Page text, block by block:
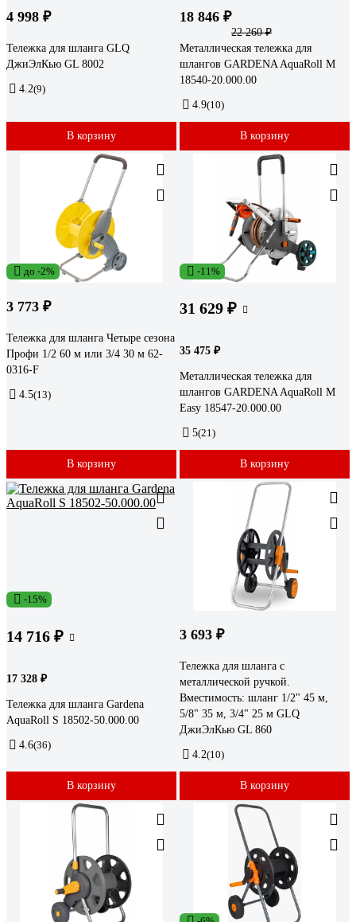
4 998 ₽
Тележка для шланга GLQ
ДжиЭлКью GL 8002
4.2(9)
В корзину
18 846 ₽
22 260 ₽
Металлическая тележка для
шлангов GARDENA AquaRoll M
18540-20.000.00
4.9(10)
В корзину
до -2%
3 773 ₽
Тележка для шланга Четыре сезона
Профи 1/2 60 м или 3/4 30 м 62-
0316-F
4.5(13)
В корзину
-11%
31 629 ₽
35 475 ₽
Металлическая тележка для
шлангов GARDENA AquaRoll M
Easy 18547-20.000.00
5(21)
В корзину
-15%
14 716 ₽
17 328 ₽
Тележка для шланга Gardena
AquaRoll S 18502-50.000.00
4.6(36)
В корзину
3 693 ₽
Тележка для шланга с
металлической ручкой.
Вместимость: шланг 1/2" 45 м,
5/8" 35 м, 3/4" 25 м GLQ
ДжиЭлКью GL 860
4.2(10)
В корзину